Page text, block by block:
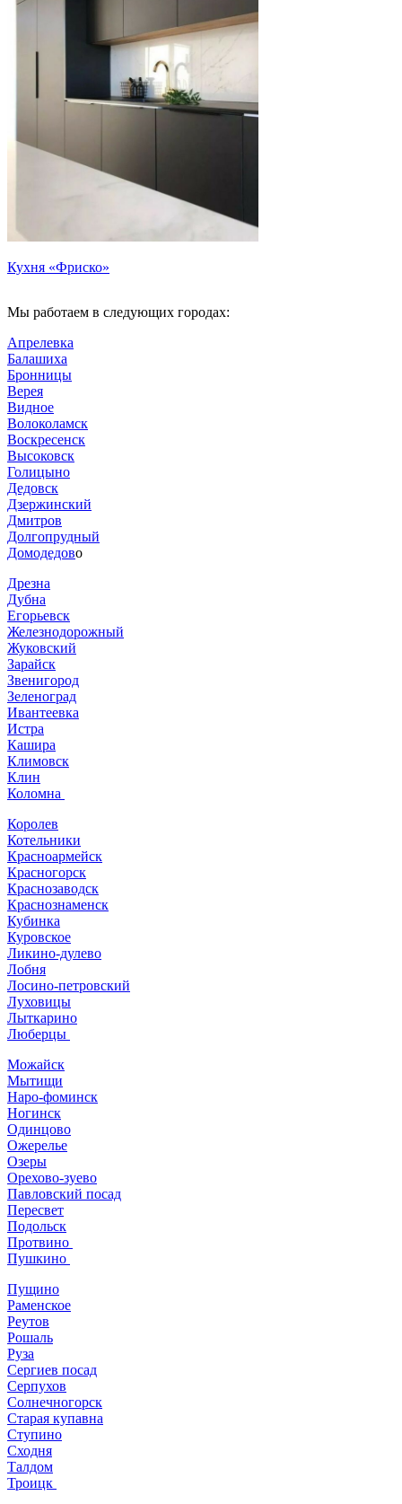
Кухня «Фриско»
Мы работаем в следующих городах:
Апрелевка
Балашиха
Бронницы
Верея
Видное
Волоколамск
Воскресенск
Высоковск
Голицыно
Дедовск
Дзержинский
Дмитров
Долгопрудный
Домодедово
Дрезна
Дубна
Егорьевск
Железнодорожный
Жуковский
Зарайск
Звенигород
Зеленоград
Ивантеевка
Истра
Кашира
Климовск
Клин
Коломна
Королев
Котельники
Красноармейск
Красногорск
Краснозаводск
Краснознаменск
Кубинка
Куровское
Ликино-дулево
Лобня
Лосино-петровский
Луховицы
Лыткарино
Люберцы
Можайск
Мытищи
Наро-фоминск
Ногинск
Одинцово
Ожерелье
Озеры
Орехово-зуево
Павловский посад
Пересвет
Подольск
Протвино
Пушкино
Пущино
Раменское
Реутов
Рошаль
Руза
Сергиев посад
Серпухов
Солнечногорск
Старая купавна
Ступино
Сходня
Талдом
Троицк